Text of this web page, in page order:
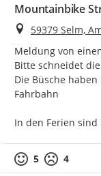
Mountainbike
Ort
59379 Selm,
Meldung von
Bitte schneidet
Die Büsche
Fahrbahn
In den Ferien
5 4